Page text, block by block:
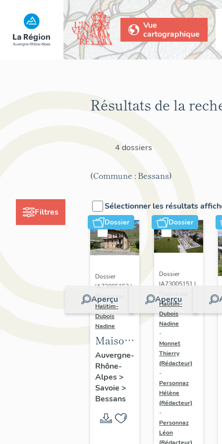
Vue
cartographique
Filtres
Résultats de la
4 dossiers
(Commune : Bessans)
Sélectionner les résultats
Dossier
Aperçu
Dossier
IA73005153 |
Réalisé par
Halitim-
Dubois
Nadine
Maison
de la
reconstruction
de
Simone
Tracq
Auvergne-
Rhône-
Alpes>
Savoie >
Bessans
Dossier
Aperçu
Dossier
IA73005151 |
Halitim-
Dubois
Nadine
-
Monnet
Thierry
(Rédacteur)
-
Personnaz
Hélène
(Rédacteur)
-
Personnaz
Léon
(Rédacteur)